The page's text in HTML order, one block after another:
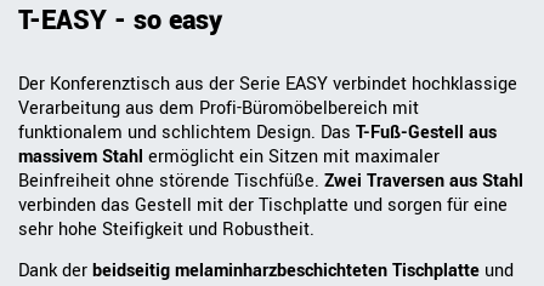
T-EASY - so easy
Der Konferenztisch aus der Serie EASY verbindet hochklassige
Verarbeitung aus dem Profi-Büromöbelbereich mit
funktionalem und schlichtem Design. Das T-Fuß-Gestell aus
massivem Stahl ermöglicht ein Sitzen mit maximaler
Beinfreiheit ohne störende Tischfüße. Zwei Traversen aus Stahl
verbinden das Gestell mit der Tischplatte und sorgen für eine
sehr hohe Steifigkeit und Robustheit.
Dank derbeidseitig melaminharzbeschichteten Tischplatte und